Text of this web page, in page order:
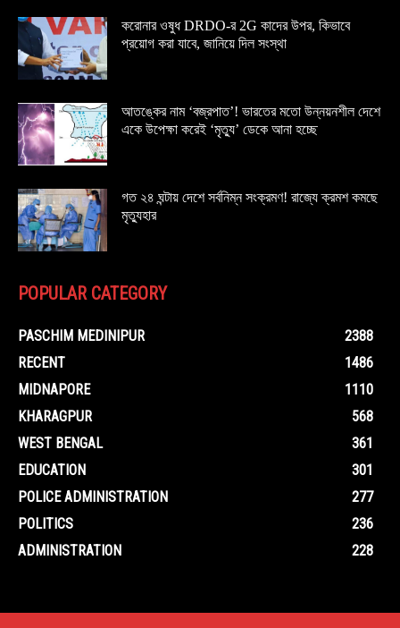
করোনার ওষুধ DRDO-র 2G কাদের উপর, কিভাবে
প্রয়োগ করা যাবে, জানিয়ে দিল সংস্থা
আতঙ্কের নাম ‘বজ্রপাত’! ভারতের মতো উন্নয়নশীল দেশে
একে উপেক্ষা করেই ‘মৃত্যু’ ডেকে আনা হচ্ছে
গত ২৪ ঘন্টায় দেশে সর্বনিম্ন সংক্রমণ! রাজ্যে ক্রমশ কমছে
মৃত্যুহার
POPULAR CATEGORY
PASCHIM MEDINIPUR
2388
RECENT
1486
MIDNAPORE
1110
KHARAGPUR
568
WEST BENGAL
361
EDUCATION
301
POLICE ADMINISTRATION
277
POLITICS
236
ADMINISTRATION
228